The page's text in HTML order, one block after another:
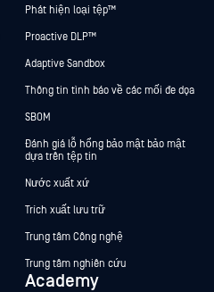
Phát hiện loại tệp™
Proactive DLP™
Adaptive Sandbox
Thông tin tình báo về các mối đe dọa
SBOM
Đánh giá lỗ hổng bảo mật bảo mật
dựa trên tệp tin
Nước xuất xứ
Trích xuất lưu trữ
Trung tâm Công nghệ
Trung tâm nghiên cứu
Academy